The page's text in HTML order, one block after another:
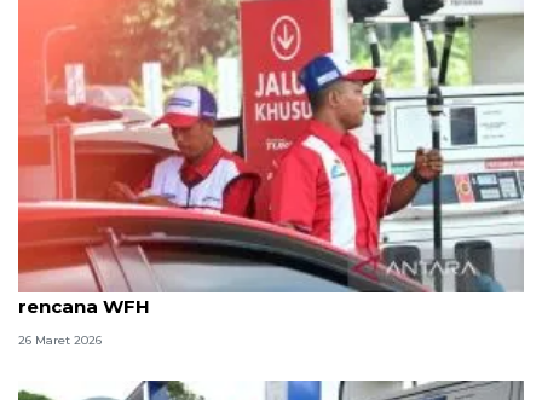
Pertamina Jatimbalinus siapkan mitigasi soal
rencana WFH
26 Maret 2026